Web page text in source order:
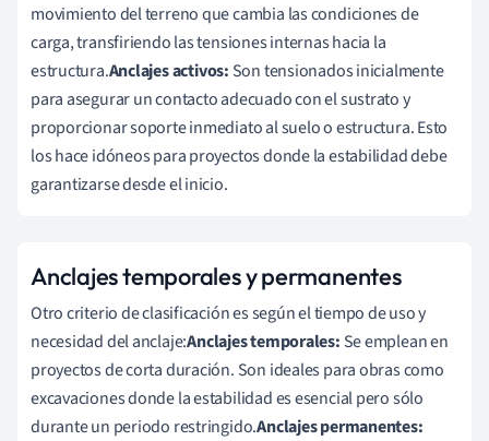
movimiento del terreno que cambia las condiciones de
carga, transfiriendo las tensiones internas hacia la
estructura.Anclajes activos: Son tensionados inicialmente
para asegurar un contacto adecuado con el sustrato y
proporcionar soporte inmediato al suelo o estructura. Esto
los hace idóneos para proyectos donde la estabilidad debe
garantizarse desde el inicio.
Anclajes temporales y permanentes
Otro criterio de clasificación es según el tiempo de uso y
necesidad del anclaje:Anclajes temporales: Se emplean en
proyectos de corta duración. Son ideales para obras como
excavaciones donde la estabilidad es esencial pero sólo
durante un periodo restringido.Anclajes permanentes: